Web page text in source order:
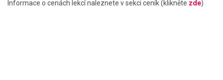
Informace o cenách lekcí naleznete v sekci ceník (klikněte zde)